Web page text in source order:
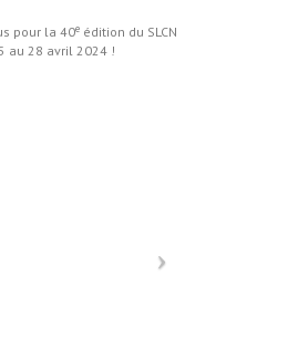
pour la 40e édition du SLCN
au 28 avril 2024 !